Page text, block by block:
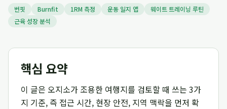
번핏 Burnfit 1RM 측정 운동 일지 앱
웨이트 트레이닝 루틴
근육 성장 분석
핵심 요약
이 글은 오지소가 조용한 여행지를 검토할 때 쓰는 3가
지 기준, 즉 접근 시간, 현장 안전, 지역 맥락을 먼저 확